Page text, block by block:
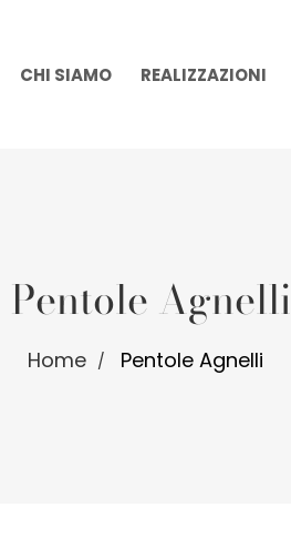
CHI SIAMO REALIZZAZIONI
Pentole Agnelli
Home Pentole Agnelli